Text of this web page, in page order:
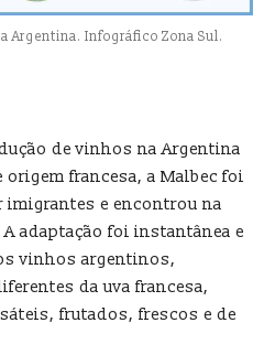
Argentina. Infográfico Zona Sul.
de vinhos na Argentina
origem francesa, a Malbec foi
imigrantes e encontrou na
adaptação foi instantânea e
vinhos argentinos,
da uva francesa,
frutados, frescos e de